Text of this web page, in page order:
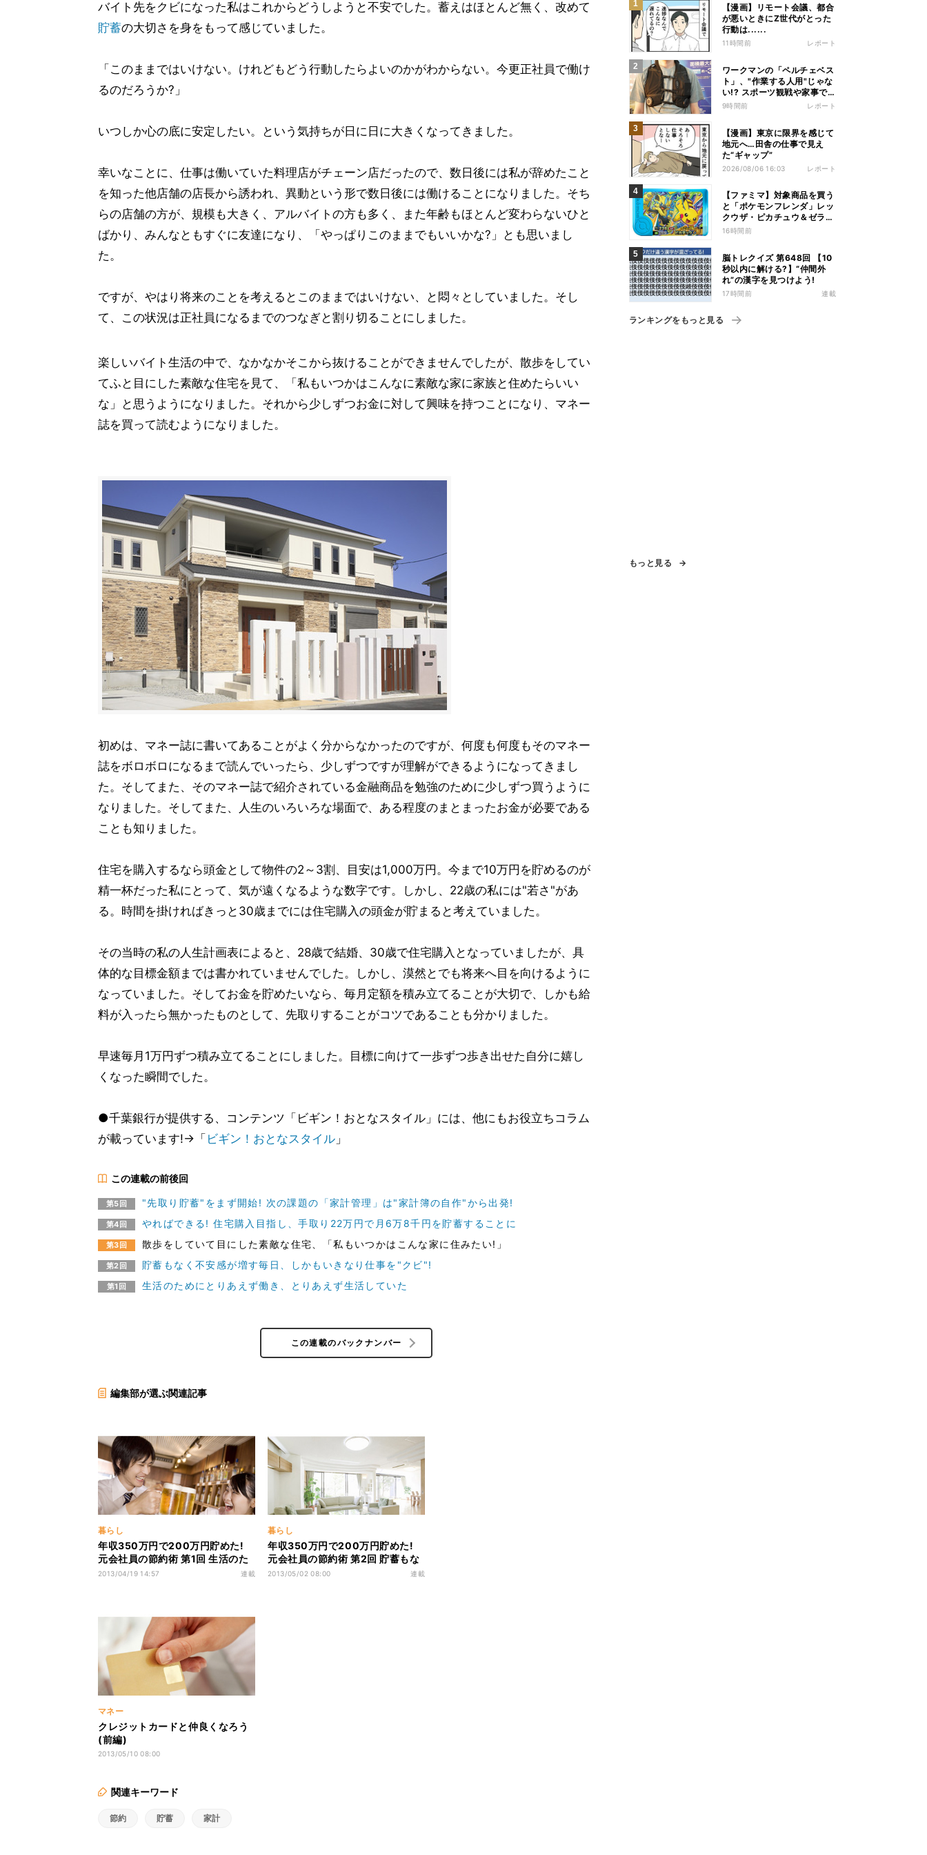
バイト先をクビになった私はこれからどうしようと不安でした。蓄えはほとんど無く、改めて
貯蓄の大切さを身をもって感じていました。
「このままではいけない。けれどもどう行動したらよいのかがわからない。今更正社員で働け
るのだろうか?」
いつしか心の底に安定したい。という気持ちが日に日に大きくなってきました。
幸いなことに、仕事は働いていた料理店がチェーン店だったので、数日後には私が辞めたこと
を知った他店舗の店長から誘われ、異動という形で数日後には働けることになりました。そち
らの店舗の方が、規模も大きく、アルバイトの方も多く、また年齢もほとんど変わらないひと
ばかり、みんなともすぐに友達になり、「やっぱりこのままでもいいかな?」とも思いまし
た。
ですが、やはり将来のことを考えるとこのままではいけない、と悶々としていました。そし
て、この状況は正社員になるまでのつなぎと割り切ることにしました。
楽しいバイト生活の中で、なかなかそこから抜けることができませんでしたが、散歩をしてい
てふと目にした素敵な住宅を見て、「私もいつかはこんなに素敵な家に家族と住めたらいい
な」と思うようになりました。それから少しずつお金に対して興味を持つことになり、マネー
誌を買って読むようになりました。
初めは、マネー誌に書いてあることがよく分からなかったのですが、何度も何度もそのマネー
誌をボロボロになるまで読んでいったら、少しずつですが理解ができるようになってきまし
た。そしてまた、そのマネー誌で紹介されている金融商品を勉強のために少しずつ買うように
なりました。そしてまた、人生のいろいろな場面で、ある程度のまとまったお金が必要である
ことも知りました。
住宅を購入するなら頭金として物件の2～3割、目安は1,000万円。今まで10万円を貯めるのが
精一杯だった私にとって、気が遠くなるような数字です。しかし、22歳の私には"若さ"があ
る。時間を掛ければきっと30歳までには住宅購入の頭金が貯まると考えていました。
その当時の私の人生計画表によると、28歳で結婚、30歳で住宅購入となっていましたが、具
体的な目標金額までは書かれていませんでした。しかし、漠然とでも将来へ目を向けるように
なっていました。そしてお金を貯めたいなら、毎月定額を積み立てることが大切で、しかも給
料が入ったら無かったものとして、先取りすることがコツであることも分かりました。
早速毎月1万円ずつ積み立てることにしました。目標に向けて一歩ずつ歩き出せた自分に嬉し
くなった瞬間でした。
●千葉銀行が提供する、コンテンツ「ビギン！おとなスタイル」には、他にもお役立ちコラム
が載っています!→「 ビギン！おとなスタイル 」
この連載の前後回
第5回 "先取り貯蓄"をまず開始! 次の課題の「家計管理」は"家計簿の自作"から出発!
第4回 やればできる! 住宅購入目指し、手取り22万円で月6万8千円を貯蓄することに
第3回 散歩をしていて目にした素敵な住宅、「私もいつかはこんな家に住みたい!」
第2回 貯蓄もなく不安感が増す毎日、しかもいきなり仕事を"クビ"!
第1回 生活のためにとりあえず働き、とりあえず生活していた
この連載のバックナンバー
編集部が選ぶ関連記事
暮らし
年収350万円で200万円貯めた!
元会社員の節約術 第1回 生活のた
めにとりあえず働き、とりあえず
2013/04/19 14:57 連載
暮らし
年収350万円で200万円貯めた!
元会社員の節約術 第2回 貯蓄もな
く不安感が増す毎日、しかもいき
2013/05/02 08:00 連載
マネー
クレジットカードと仲良くなろう
(前編)
2013/05/10 08:00
関連キーワード
節約 貯蓄 家計
【漫画】リモート会議、都合
が悪いときにZ世代がとった
行動は......
11時間前 レポート
ワークマンの「ペルチェベス
ト」、"作業する人用"じゃな
い!? スポーツ観戦や家事で
の熱中症&冷え対策に――話
9時間前 レポート
【漫画】東京に限界を感じて
地元へ…田舎の仕事で見え
た“ギャップ”
2026/08/06 16:03 レポート
【ファミマ】対象商品を買う
と「ポケモンフレンダ」レッ
クウザ・ピカチュウ＆ゼラオ
ラのスペシャルフレンダピッ
16時間前
脳トレクイズ 第648回 【10
秒以内に解ける?】“仲間外
れ”の漢字を見つけよう!
17時間前 連載
ランキングをもっと見る
もっと見る